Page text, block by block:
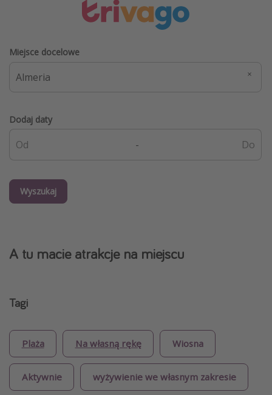
Miejsce docelowe
Dodaj daty
-
Wyszukaj
A tu macie atrakcje na miejscu
Tagi
Plaża Na własną rękę Wiosna
Aktywnie wyżywienie we własnym zakresie